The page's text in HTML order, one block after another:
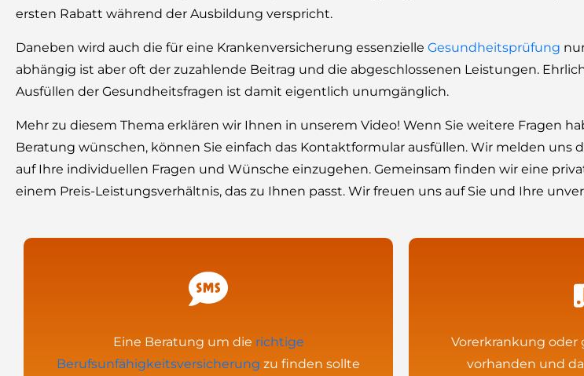
ersten Rabatt während der Ausbildung verspricht.
Daneben wird auch die für eine Krankenversicherung essenzielle Gesundheitsprüfung
abhängig ist aber oft der zuzahlende Beitrag und die abgeschlossenen Leistungen.
Ausfüllen der Gesundheitsfragen ist damit eigentlich unumgänglich.
Mehr zu diesem Thema erklären wir Ihnen in unserem Video! Wenn Sie weitere Fragen
Beratung wünschen, können Sie einfach das Kontaktformular ausfüllen. Wir melden uns
auf Ihre individuellen Fragen und Wünsche einzugehen. Gemeinsam finden wir eine
einem Preis-Leistungsverhältnis, das zu Ihnen passt. Wir freuen uns auf Sie und Ihre
Eine Beratung um die richtige
Berufsunfähigkeitsversicherung zu finden sollte
Vorerkrankung oder
vorhanden und